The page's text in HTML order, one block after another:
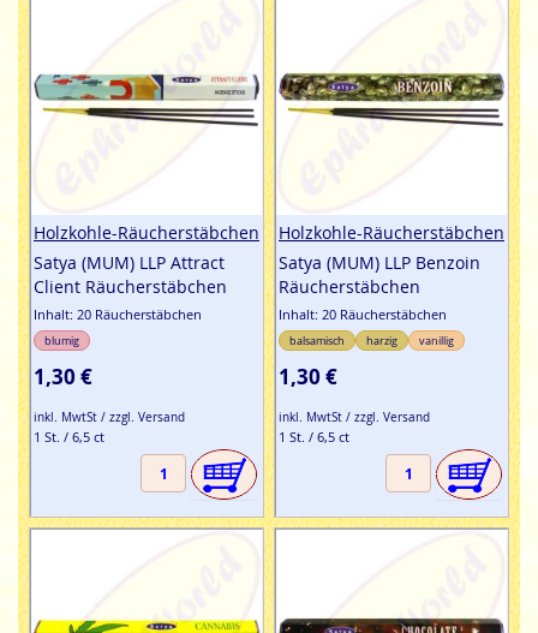
Holzkohle-Räucherstäbchen
Satya (MUM) LLP Attract
Client Räucherstäbchen
Inhalt: 20 Räucherstäbchen
blumig
1,30 €
inkl. MwtSt / zzgl. Versand
1 St. / 6,5 ct
Holzkohle-Räucherstäbchen
Satya (MUM) LLP Benzoin
Räucherstäbchen
Inhalt: 20 Räucherstäbchen
balsamisch harzig vanillig
1,30 €
inkl. MwtSt / zzgl. Versand
1 St. / 6,5 ct